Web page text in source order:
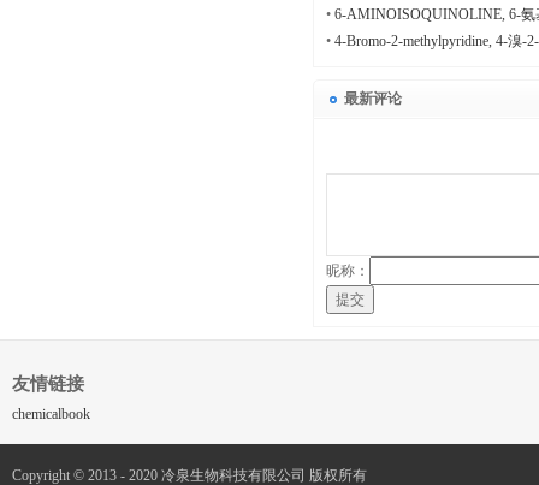
• 6-AMINOISOQUINOLINE, 6-氨
• 4-Bromo-2-methylpyridine, 4-溴-
最新评论
昵称：
提交
友情链接
chemicalbook
Copyright © 2013 - 2020 冷泉生物科技有限公司 版权所有